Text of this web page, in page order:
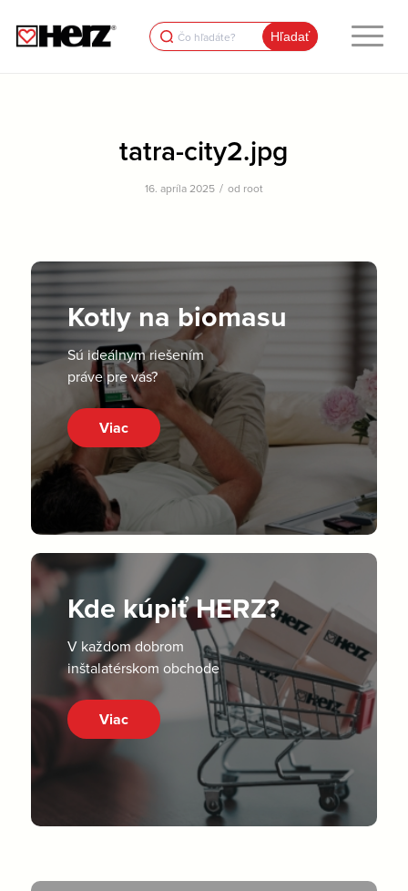
Search
for:
tatra-city2.jpg
16. apríla 2025 / od root
Kotly na biomasu
Sú ideálnym riešením
práve pre vás?
Viac
Kde kúpiť HERZ?
V každom dobrom
inštalatérskom obchode
Viac